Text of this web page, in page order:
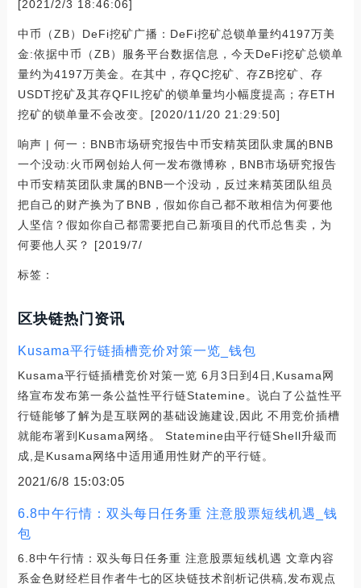
[2021/2/3 18:46:06]
中币（ZB）DeFi挖矿广播：DeFi挖矿总锁单量约4197万美
金:依据中币（ZB）服务平台数据信息，今天DeFi挖矿总锁单
量约为4197万美金。在其中，存QC挖矿、存ZB挖矿、存
USDT挖矿及其存QFIL挖矿的锁单量均小幅度提高；存ETH
挖矿的锁单量不会改变。[2020/11/20 21:29:50]
响声 | 何一：BNB市场研究报告中币安精英团队隶属的BNB
一个没动:火币网创始人何一发布微博称，BNB市场研究报告
中币安精英团队隶属的BNB一个没动，反过来精英团队组员
把自己的财产换为了BNB，假如你自己都不敢相信为何要他
人坚信？假如你自己都需要把自己新项目的代币总售卖，为
何要他人买？ ​​​​[2019/7/
标签：
区块链热门资讯
Kusama平行链插槽竞价对策一览_钱包
Kusama平行链插槽竞价对策一览 6月3日到4日,Kusama网
络宣布发布第一条公益性平行链Statemine。说白了公益性平
行链能够了解为是互联网的基础设施建设,因此 不用竞价插槽
就能布署到Kusama网络。 Statemine由平行链Shell升級而
成,是Kusama网络中适用通用性财产的平行链。
2021/6/8 15:03:05
6.8中午行情：双头每日任务重 注意股票短线机遇_钱
包
6.8中午行情：双头每日任务重 注意股票短线机遇 文章内容
系金色财经栏目作者牛七的区块链技术剖析记供稿,发布观点